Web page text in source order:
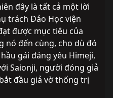
đây là tất cả một lời
trách Đảo Học viện
được mục tiêu của
nó đến cùng, cho dù đó
gái đáng yêu Himeji,
Saionji, người đóng giả
đầu giả vờ thống trị